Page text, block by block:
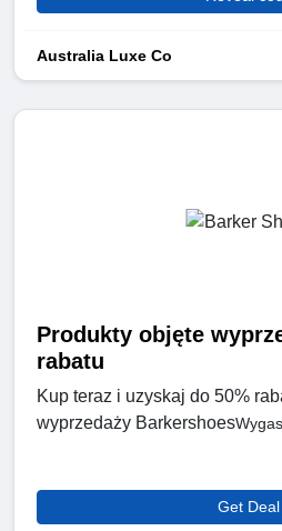
Australia Luxe Co
Produkty objęte
rabatu
Kup teraz i uzyskaj do 50%
wyprzedaży Barkershoes
Get Deal